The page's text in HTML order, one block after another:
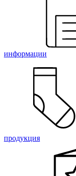
информации
продукция